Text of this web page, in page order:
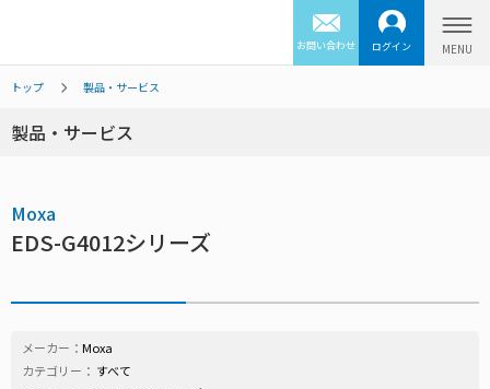
お問い合わせ ログイン
トップ 製品・サービス
製品・サービス
Moxa
EDS-G4012シリーズ
メーカー： Moxa
カテゴリー： すべて